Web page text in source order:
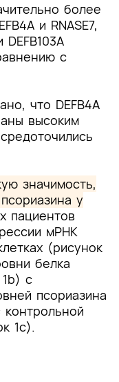
более
и RNASE7,
с
что DEFB4A
высоким
значимость,
у
пациентов
мРНК
(рисунок
белка
с
псориазина
1c).